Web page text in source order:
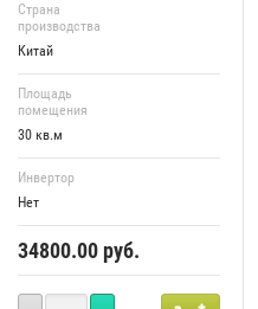
Страна
производства
Китай
Площадь
помещения
30 кв.м
Инвертор
Нет
34800.00 руб.